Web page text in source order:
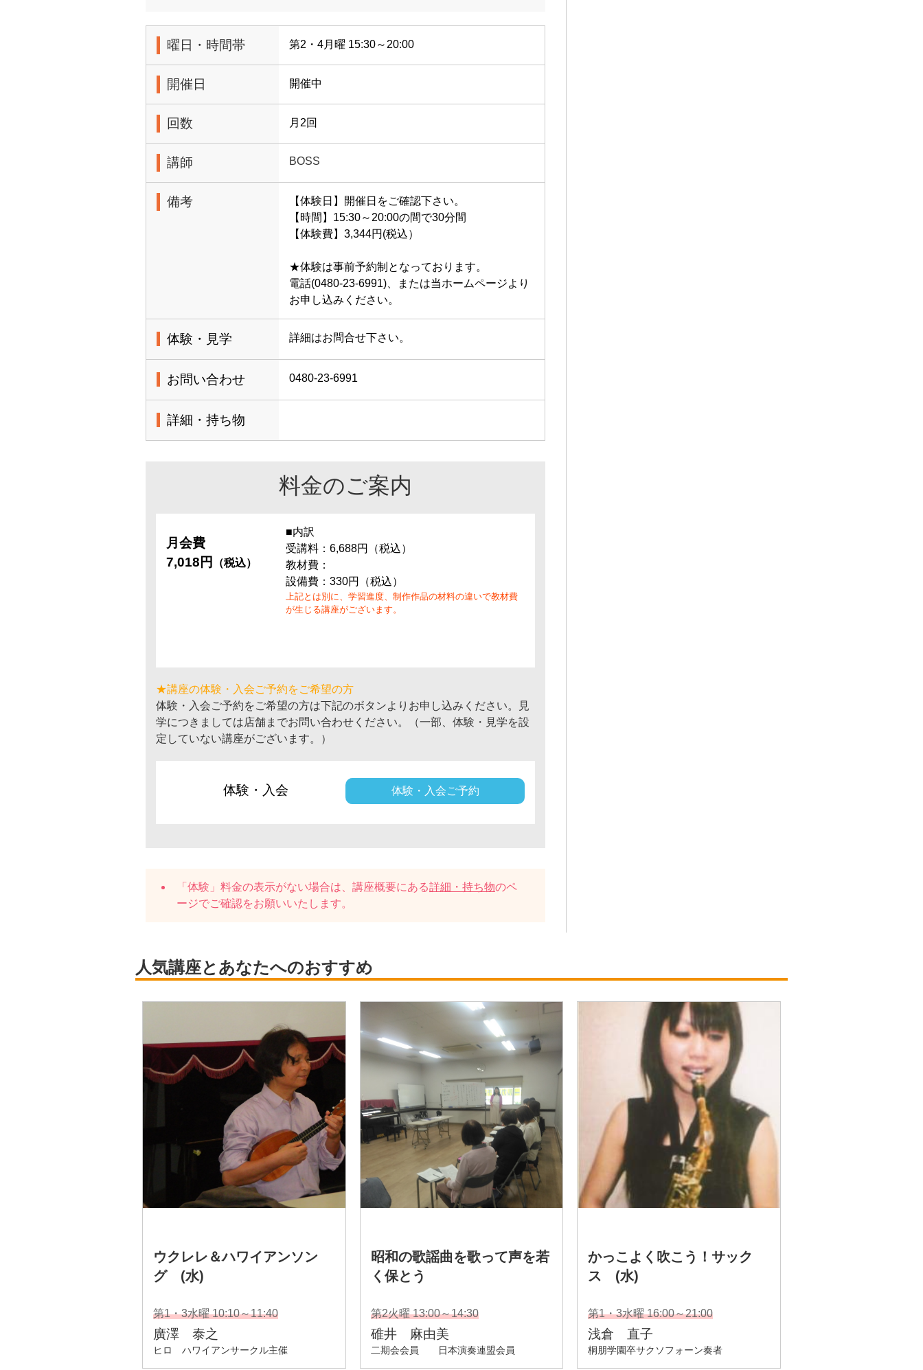
曜日・時間帯 第2・4月曜 15:30～20:00
開催日 開催中
回数 月2回
講師 BOSS
備考
【体験日】開催日をご確認下さい。
【時間】15:30～20:00の間で30分間
【体験費】3,344円(税込）
★体験は事前予約制となっております。
電話(0480-23-6991)、または当ホームページより
お申し込みください。
体験・見学 詳細はお問合せ下さい。
お問い合わせ 0480-23-6991
詳細・持ち物
料金のご案内
月会費
7,018円
（税込）
■内訳
受講料：6,688円（税込）
教材費：
設備費：330円（税込）
上記とは別に、学習進度、制作作品の材料の違いで教材費
が生じる講座がございます。
★講座の体験・入会ご予約をご希望の方
体験・入会ご予約をご希望の方は下記のボタンよりお申し込みください。見
学につきましては店舗までお問い合わせください。（一部、体験・見学を設
定していない講座がございます。）
体験・入会 体験・入会ご予約
「体験」料金の表示がない場合は、講座概要にある詳細・持ち物のペ
ージでご確認をお願いいたします。